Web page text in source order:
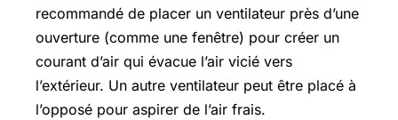
recommandé de placer un ventilateur près d’une
ouverture (comme une fenêtre) pour créer un
courant d’air qui évacue l’air vicié vers
l’extérieur. Un autre ventilateur peut être placé à
l’opposé pour aspirer de l’air frais.